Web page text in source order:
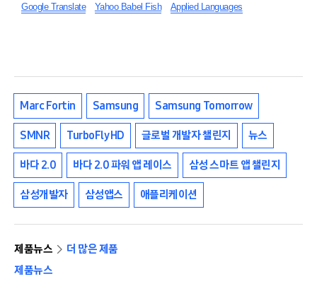
Google Translate
Yahoo Babel Fish Applied Languages
Marc Fortin Samsung Samsung Tomorrow
SMNR TurboFly HD 글로벌 개발자 챌린지 뉴스
바다 2.0 바다 2.0 파워 앱 레이스 삼성 스마트 앱 챌린지
삼성개발자 삼성앱스 애플리케이션
제품뉴스
더 많은 제품
제품뉴스